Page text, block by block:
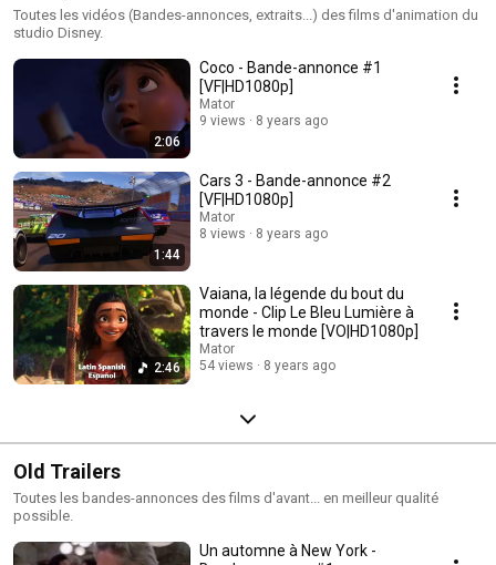
Toutes les vidéos (Bandes-annonces, extraits...) des films d'animation du
studio Disney.
2:06
Coco - Bande-annonce #1
[VF|HD1080p]
Mator
9 views
8 years ago
1:44
Cars 3 - Bande-annonce #2
[VF|HD1080p]
Mator
8 views
8 years ago
2:46
Vaiana, la légende du bout du
monde - Clip Le Bleu Lumière à
travers le monde [VO|HD1080p]
Mator
54 views
8 years ago
Old Trailers
Toutes les bandes-annonces des films d'avant... en meilleur qualité
possible.
Un automne à New York -